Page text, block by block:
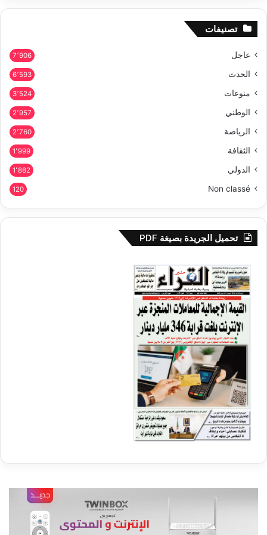
تصنيفات
عاجل 7٬906
الحدث 6٬593
منوعات 3٬524
الوطني 2٬957
الرياضة 2٬760
الثقافة 1٬999
الدولي 1٬882
Non classé
120
تحميل الجريدة بصيغة PDF